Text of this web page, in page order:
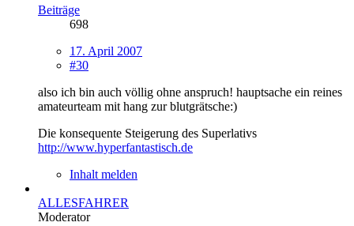
Beiträge
698
17. April 2007
#30
also ich bin auch völlig ohne anspruch! hauptsache ein reines
amateurteam mit hang zur blutgrätsche:)
Die konsequente Steigerung des Superlativs
http://www.hyperfantastisch.de
Inhalt melden
ALLESFAHRER
Moderator